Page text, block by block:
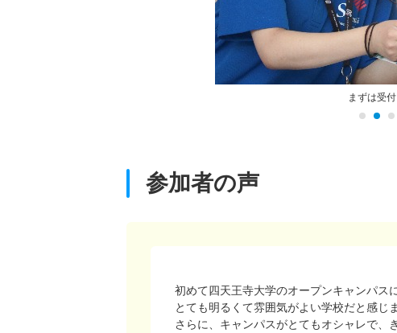
まずは受
参加者の声
初めて四天王寺大学のオープンキャンパス
とても明るくて雰囲気がよい学校だと感じ
さらに、キャンパスがとてもオシャレで、